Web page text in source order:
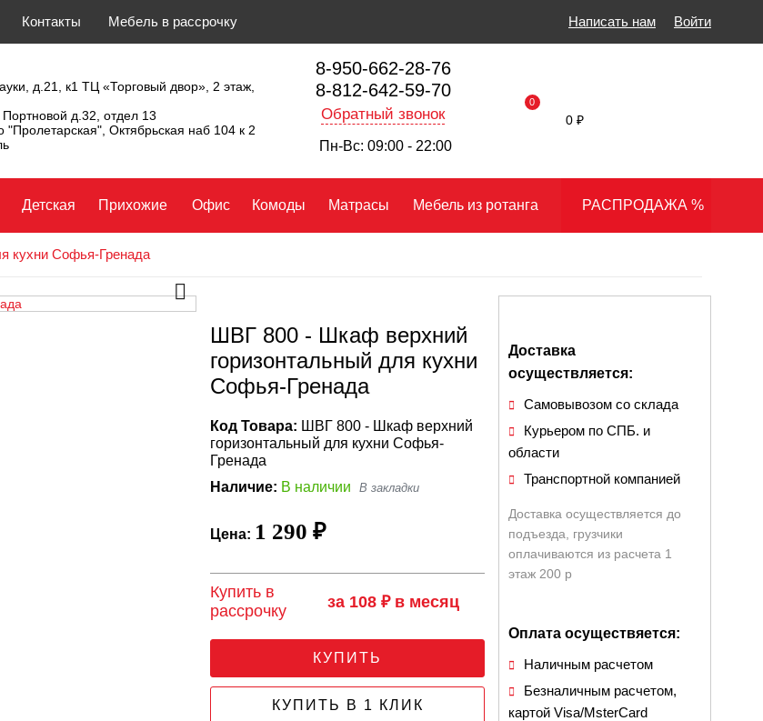
Контакты Мебель в рассрочку Написать нам Войти
д.21, к1 ТЦ «Торговый двор», 2 этаж,
Портновой д.32, отдел 13
"Пролетарская", Октябрьская наб 104 к 2
8-950-662-28-76
8-812-642-59-70
Обратный звонок
Пн-Вс: 09:00 - 22:00
0
0 ₽
Детская Прихожие Офис Комоды Матрасы Мебель из ротанга РАСПРОДАЖА %
кухни Софья-Гренада
ШВГ 800 - Шкаф верхний
горизонтальный для кухни
Софья-Гренада
Код Товара: ШВГ 800 - Шкаф верхний
горизонтальный для кухни Софья-
Гренада
Наличие: В наличии
Цена: 1 290 ₽
Купить в
рассрочку
за 108 ₽ в месяц
КУПИТЬ
КУПИТЬ В 1 КЛИК
Доставка
осуществляется:
Самовывозом со склада
Курьером по СПБ. и
области
Транспортной компанией
Доставка осуществляется до
подъезда, грузчики
оплачиваются из расчета 1
этаж 200 р
Оплата осуществяется:
Наличным расчетом
Безналичным расчетом,
картой Visa/MsterCard